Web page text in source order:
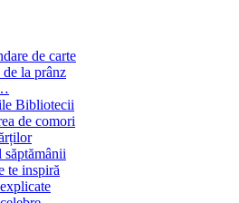
de carte
de la prânz
Bibliotecii
de comori
te inspiră